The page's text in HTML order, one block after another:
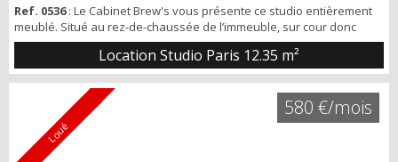
Ref. 0536: Le Cabinet Brew's vous présente ce studio entièrement
meublé. Situé au rez-de-chaussée de l’immeuble, sur cour donc
sécurisée et très calme. Dans un immeuble au 14 rue Keller, à deux
pas des commerces, de la Bastille, de toute l’activité du 11ème.
Aucune perte d’espace, avec une pièce à vivre, un coin cuisine et
une salle de douche. Il y a également une mezzanine pouvant faire
Location Studio Paris 12.35 m²
Loué
580 €/mois